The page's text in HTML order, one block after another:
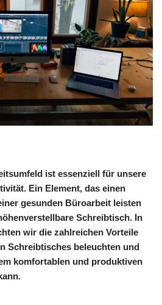
ist essenziell für unsere
Ein Element, das einen
gesunden Büroarbeit leisten
Schreibtisch. In
wir die zahlreichen Vorteile
Schreibtisches beleuchten und
komfortablen und produktiven